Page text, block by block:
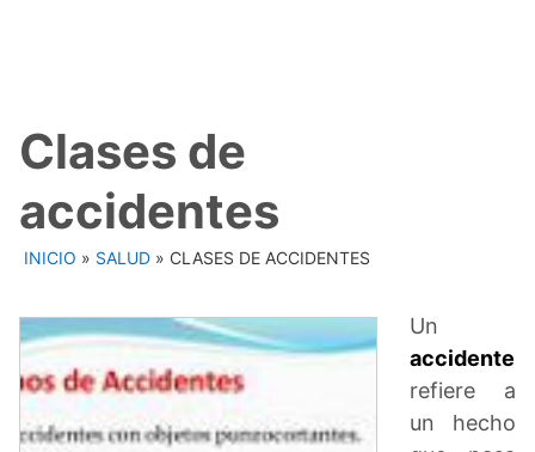
Clases de
accidentes
INICIO » SALUD » CLASES DE ACCIDENTES
Un
accidente
refiere a
un hecho